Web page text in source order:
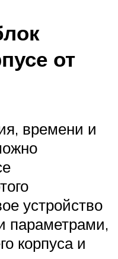
от
времени и
устройство
параметрами,
корпуса и